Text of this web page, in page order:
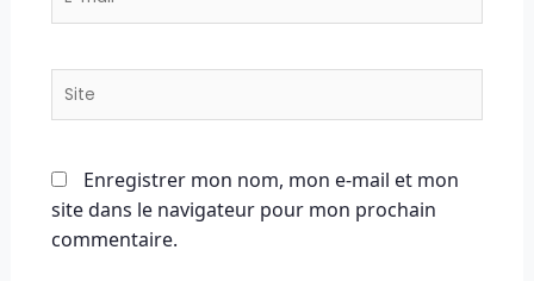
Site
Enregistrer mon nom, mon e-mail et mon
site dans le navigateur pour mon prochain
commentaire.